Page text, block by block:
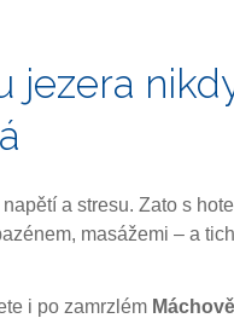
jezera
a stresu. Zato s
masážemi – a
i po zamrzlém